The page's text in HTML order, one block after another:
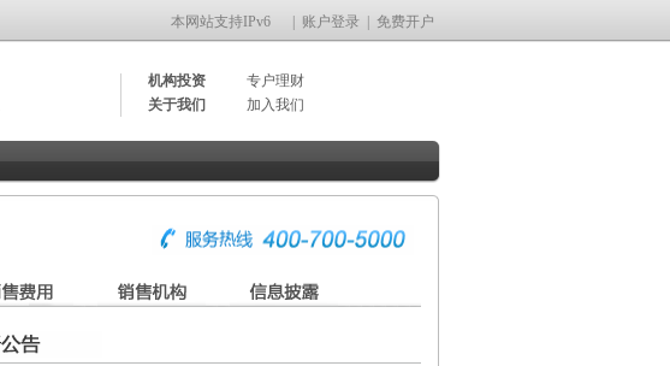
本网站支持IPv6 账户登录 免费开户
机构投资
专户理财
关于我们
加入我们